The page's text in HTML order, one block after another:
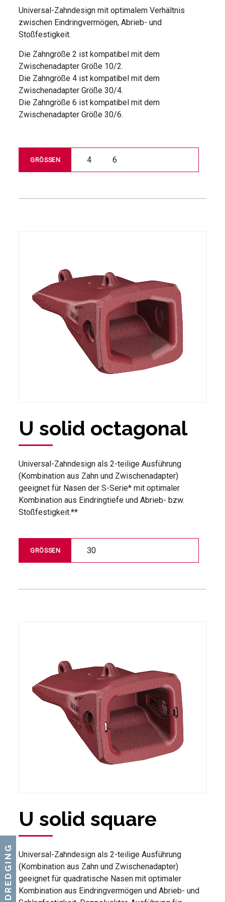
Universal-Zahndesign mit optimalem Verhältnis
zwischen Eindringvermögen, Abrieb- und
Stoßfestigkeit.
Die Zahngröße 2 ist kompatibel mit dem
Zwischenadapter Größe 10/2.
Die Zahngröße 4 ist kompatibel mit dem
Zwischenadapter Größe 30/4.
Die Zahngröße 6 ist kompatibel mit dem
Zwischenadapter Größe 30/6.
GRÖSSEN 4 6
U solid octagonal
Universal-Zahndesign als 2-teilige Ausführung
(Kombination aus Zahn und Zwischenadapter)
geeignet für Nasen der S-Serie* mit optimaler
Kombination aus Eindringtiefe und Abrieb- bzw.
Stoßfestigkeit.**
GRÖSSEN 30
U solid square
Universal-Zahndesign als 2-teilige Ausführung
(Kombination aus Zahn und Zwischenadapter)
geeignet für quadratische Nasen mit optimaler
Kombination aus Eindringvermögen und Abrieb- und
DREDGING